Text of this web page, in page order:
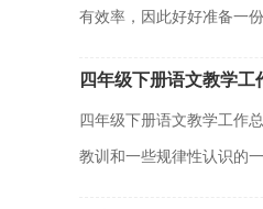
有效率，因此好好准备一
四年级下册语文教学工
四年级下册语文教学工作
教训和一些规律性认识的